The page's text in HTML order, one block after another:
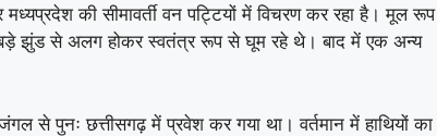
की सीमावर्ती वन पट्टियों में विचरण कर रहा है। मूल रूप
बड़े झुंड से अलग होकर स्वतंत्र रूप से घूम रहे थे। बाद में एक अन्य
से पुनः छत्तीसगढ़ में प्रवेश कर गया था। वर्तमान में हाथियों का